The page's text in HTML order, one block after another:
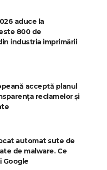
aduce la
800 de
industria imprimării
acceptă planul
reclamelor și
automat sute de
de malware. Ce
Google